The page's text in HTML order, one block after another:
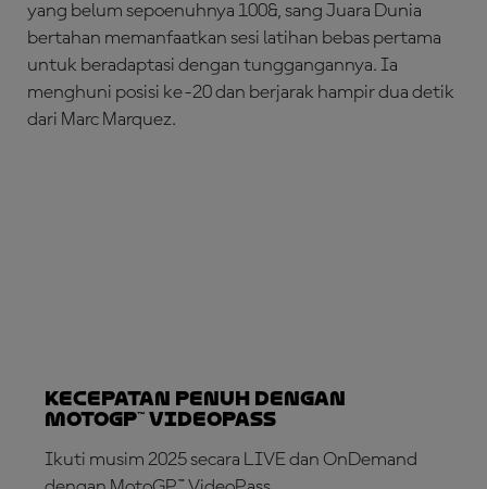
yang belum sepoenuhnya 100&, sang Juara Dunia
bertahan memanfaatkan sesi latihan bebas pertama
untuk beradaptasi dengan tunggangannya. Ia
menghuni posisi ke-20 dan berjarak hampir dua detik
dari Marc Marquez.
Kecepatan Penuh dengan
MotoGP™ VideoPass
Ikuti musim 2025 secara LIVE dan OnDemand